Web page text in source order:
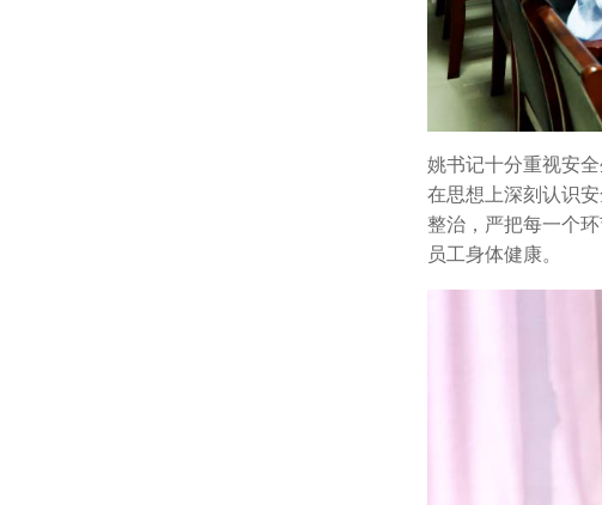
姚书记十分重视安
在思想上深刻认识
整治，严把每一个
员工身体健康。